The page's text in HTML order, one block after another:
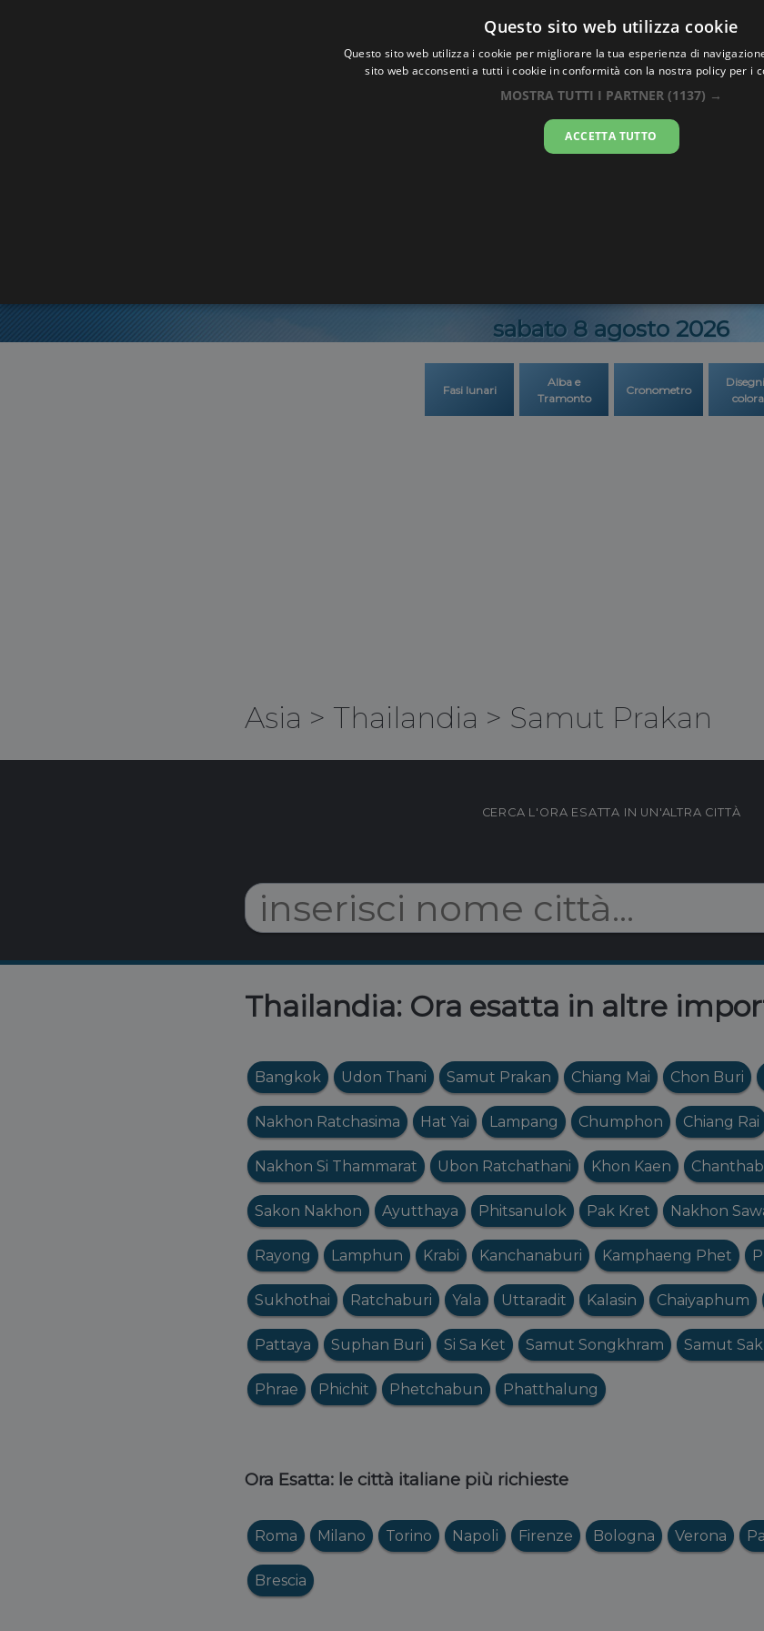
Oraesatta.co
Ora EsattaSamut
sabato 8 agosto 2026
Fasi lunari
Alba e
Tramonto
Cronometro
Asia > Thailandia > Samut Prakan
CERCA L'ORA ESATTA IN UN'ALTRA CITTÀ
Thailandia: Ora esatta in altre
Bangkok Udon Thani Samut Prakan Chiang Mai Chon Buri
Nakhon Ratchasima Hat Yai Lampang Chumphon Chiang Rai
Nakhon Si Thammarat Ubon Ratchathani Khon Kaen
Sakon Nakhon Ayutthaya Phitsanulok Pak Kret Nakhon
Rayong Lamphun Krabi Kanchanaburi Kamphaeng Phet
Sukhothai Ratchaburi Yala Uttaradit Kalasin Chaiyaphum
Pattaya Suphan Buri Si Sa Ket Samut Songkhram Samut
Phrae Phichit Phetchabun Phatthalung
Ora Esatta: le città italiane più richieste
Roma Milano Torino Napoli Firenze Bologna Verona
Brescia
Questo sito web utilizza cookie
Questo sito web utilizza i cookie per migliorare la tua esperienza di
sito web acconsenti a tutti i cookie in conformità con la nostra policy per i
MOSTRA TUTTI I PARTNER (1137) →
ACCETTA TUTTO